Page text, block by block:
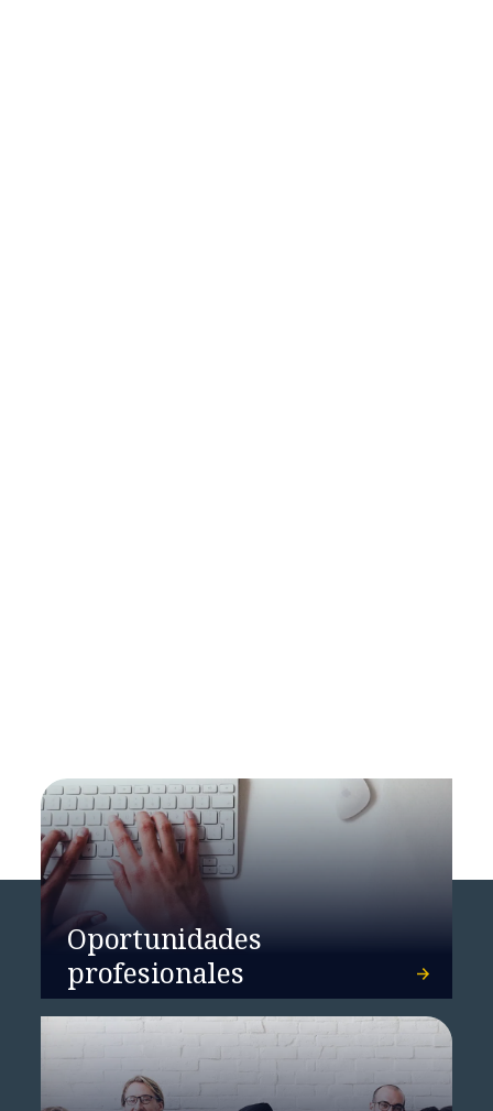
NTT DATA transforma la
educación sobre conservación
hídrica en India
Oportunidades
profesionales